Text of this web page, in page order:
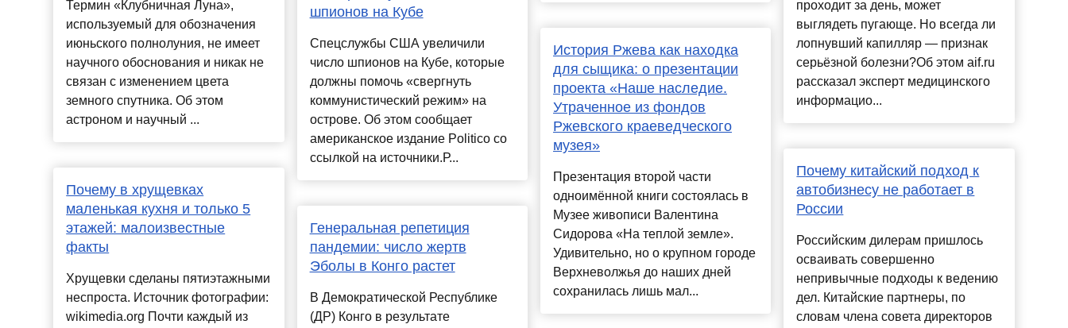
Термин «Клубничная Луна»,
используемый для обозначения
июньского полнолуния, не имеет
научного обоснования и никак не
связан с изменением цвета
земного спутника. Об этом
астроном и научный ...
Почему в хрущевках
маленькая кухня и только 5
этажей: малоизвестные
факты
Хрущевки сделаны пятиэтажными
неспроста. Источник фотографии:
wikimedia.org Почти каждый из
шпионов на Кубе
Спецслужбы США увеличили
число шпионов на Кубе, которые
должны помочь «свергнуть
коммунистический режим» на
острове. Об этом сообщает
американское издание Politico со
ссылкой на источники.Р...
Генеральная репетиция
пандемии: число жертв
Эболы в Конго растет
В Демократической Республике
(ДР) Конго в результате
История Ржева как находка
для сыщика: о презентации
проекта «Наше наследие.
Утраченное из фондов
Ржевского краеведческого
музея»
Презентация второй части
одноимённой книги состоялась в
Музее живописи Валентина
Сидорова «На теплой земле».
Удивительно, но о крупном городе
Верхневолжья до наших дней
сохранилась лишь мал...
проходит за день, может
выглядеть пугающе. Но всегда ли
лопнувший капилляр — признак
серьёзной болезни?Об этом aif.ru
рассказал эксперт медицинского
информацио...
Почему китайский подход к
автобизнесу не работает в
России
Российским дилерам пришлось
осваивать совершенно
непривычные подходы к ведению
дел. Китайские партнеры, по
словам члена совета директоров